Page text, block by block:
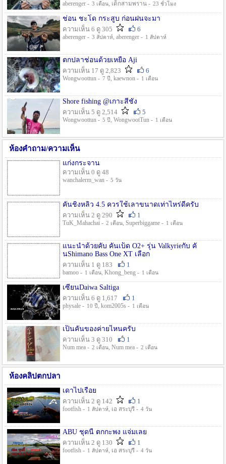
aberenger - 3 เดือน, เด็กสามพราน - 23 ชั่วโมง
ช่อน ชะโด กระสูบ ก่อนฝนจะมา
ความเห็น 6 ดู 305
6
aberenger - 3 สัปดาห์, aberenger - 1 สัปดาห์
ตกปลาช่อนด้วยเหยื่อ Aji
ความเห็น 17 ดู 2,823
6
Wongwoottun - 7 ปี , kaewnon - 1 เดือน
Shore fishing @เกาะสีชัง
ความเห็น 5 ดู 2,514
5
Wongwoottun - 5 ปี , WongwootTun - 1 เดือน
ห้องคำถาม/ความเห็น
แก่งกระจาน
ความเห็น 0 ดู 48
wanchalerm_wan - 5 วัน
คันชิงหลิว 4.5 ควรใช้เลาขนาดเท่าไหร่ดีครับ
ความเห็น 2 ดู 290
1
TuK_Mahachai - 2 เดือน, Superbiggame - 1 เดือน
แนะนำด้วยคับ คันเบ็ด O2+ รุ่น Valkyrieกับ คั
นShimano Bass One XT เลือก
ความเห็น 1 ดู 183
1
bamoo - 1 เดือน, Khong_beng - 1 เดือน
เซียนDaiwa Saltiga
ความเห็น 6 ดู 1,617
1
physale - 10 ปี , kom2005s - 1 เดือน
เป็นคันของค่ายไหนครับ
ความเห็น 3 ดู 310
1
Num mea - 2 เดือน, Num mea - 2 เดือน
ห้องคลิปตกปลา
เดาไปเรื่อย
ความเห็น 2 ดู 142
1
footfish - 1 สัปดาห์, เอ สระบุรี - 4 วัน
ABU ชุดนี้ ตกกะพง แจ่มเลย
ความเห็น 2 ดู 130
1
footfish - 1 สัปดาห์, เอ สระบุรี - 4 วัน